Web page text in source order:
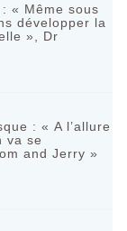
« Même sous
développer la
», Dr
: « A l’allure
va se
and Jerry »